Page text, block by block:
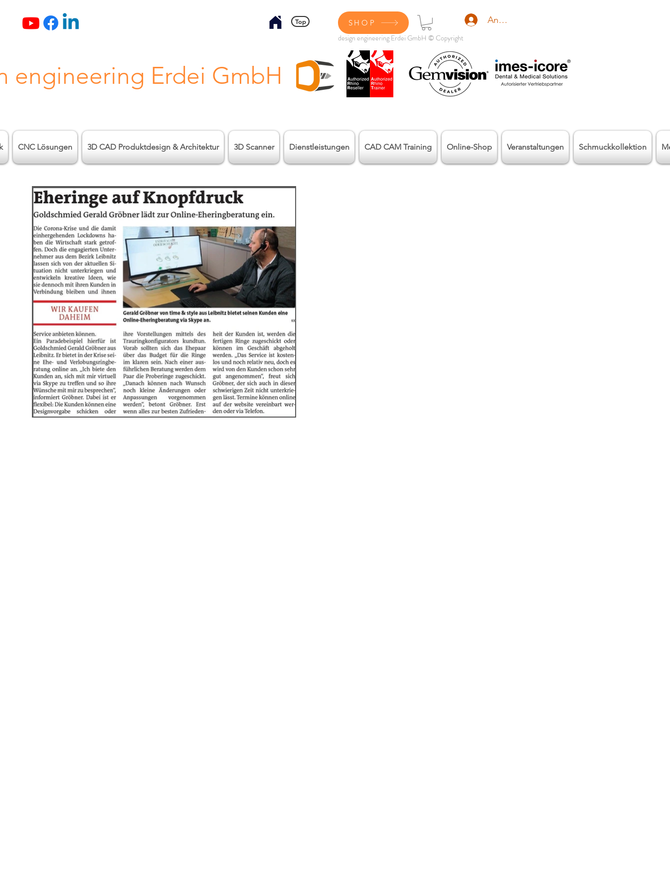
Top SHOP Anmelden
design engineering Erdei GmbH © Copyright
engineering Erdei GmbH
CNC Lösungen 3D CAD Produktdesign & Architektur 3D Scanner Dienstleistungen CAD CAM Training Online-Shop Veranstaltungen Schmuckkollektion